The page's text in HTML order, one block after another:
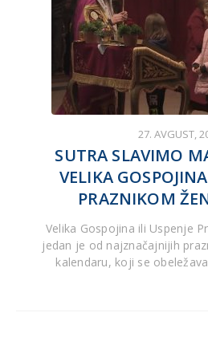
27. AVGUST,
SUTRA SLAVIMO
VELIKA
PRAZNIKOM
Velika Gospojina ili Uspenje
jedan je od najznačajnijih
kalendaru, koji se